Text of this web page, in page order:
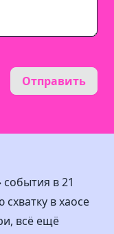
Отправить
в 21
в хаосе
всё ещё